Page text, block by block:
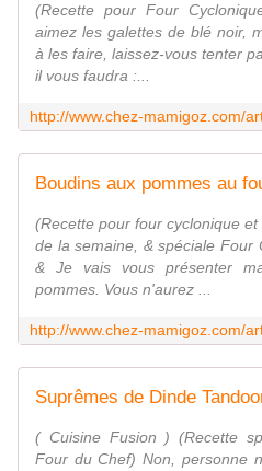
(Recette pour Four
aimez les galettes de blé noir,
à les faire, laissez-vous tenter
il vous faudra :...
(Recette pour four cyclonique
de la semaine, & spéciale Four
& Je vais vous présenter
pommes. Vous n'aurez ...
( Cuisine Fusion ) (Recette
Four du Chef) Non, personne